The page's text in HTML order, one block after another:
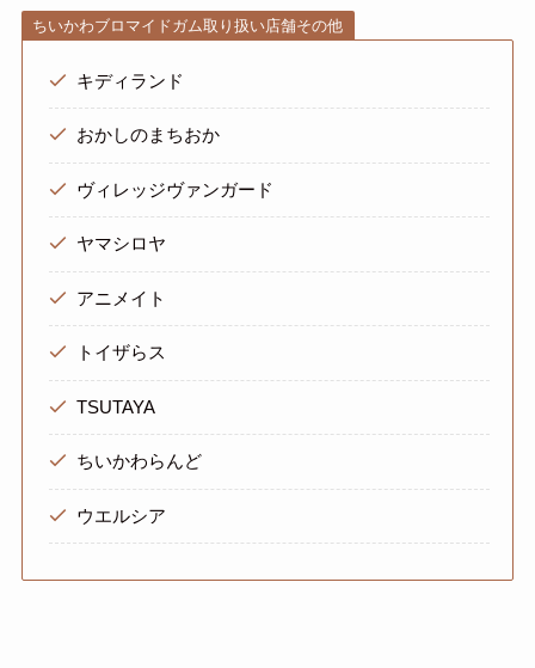
ちいかわブロマイドガム取り扱い店舗その他
キディランド
おかしのまちおか
ヴィレッジヴァンガード
ヤマシロヤ
アニメイト
トイザらス
TSUTAYA
ちいかわらんど
ウエルシア